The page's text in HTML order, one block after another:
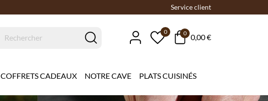
Service client
0 0 0,00 €
COFFRETS CADEAUX NOTRE CAVE PLATS CUISINÉS